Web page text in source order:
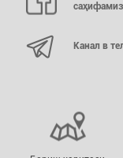
саҳифамиз
Канал в